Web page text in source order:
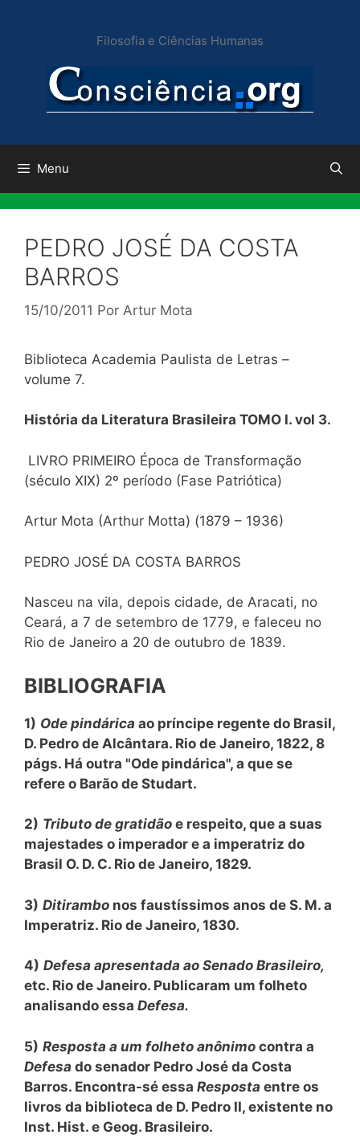
conteúdo
Filosofia e Ciências Humanas
Menu
PEDRO JOSÉ DA COSTA
BARROS
15/10/2011 Por Artur Mota
Biblioteca Academia Paulista de Letras –
volume 7.
História da Literatura Brasileira TOMO I. vol 3.
LIVRO PRIMEIRO Época de Transformação
(século XIX) 2º período (Fase Patriótica)
Artur Mota (Arthur Motta) (1879 – 1936)
PEDRO JOSÉ DA COSTA BARROS
Nasceu na vila, depois cidade, de Aracati, no
Ceará, a 7 de setembro de 1779, e faleceu no
Rio de Janeiro a 20 de outubro de 1839.
BIBLIOGRAFIA
1) Ode pindárica ao príncipe regente do Brasil,
D. Pedro de Alcântara. Rio de Janeiro, 1822, 8
págs. Há outra "Ode pindárica", a que se
refere o Barão de Studart.
2) Tributo de gratidão e respeito, que a suas
majestades o imperador e a imperatriz do
Brasil O. D. C. Rio de Janeiro, 1829.
3) Ditirambo nos faustíssimos anos de S. M. a
Imperatriz. Rio de Janeiro, 1830.
4) Defesa apresentada ao Senado Brasileiro,
etc. Rio de Janeiro. Publicaram um folheto
analisando essa Defesa.
5) Resposta a um folheto anônimo contra a
Defesa do senador Pedro José da Costa
Barros. Encontra-sé essa Resposta entre os
livros da biblioteca de D. Pedro II, existente no
Inst. Hist. e Geog. Brasileiro.